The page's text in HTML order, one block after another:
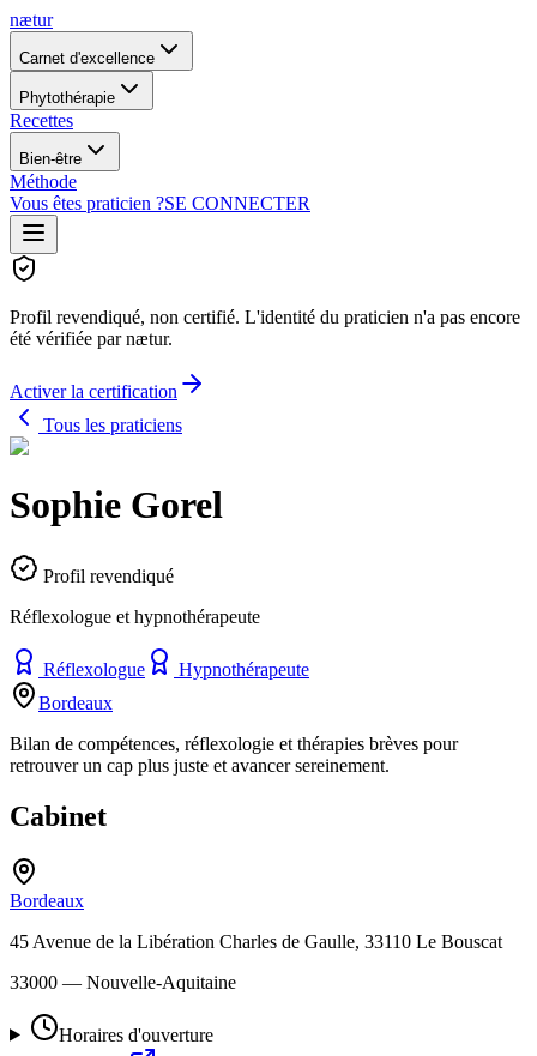
nætur
Carnet d'excellence
Phytothérapie
Recettes
Bien-être
Méthode
Vous êtes praticien ?SE CONNECTER
Profil revendiqué, non certifié. L'identité du praticien n'a pas encore
été vérifiée par nætur.
Activer la certification
Tous les praticiens
Sophie Gorel
Profil revendiqué
Réflexologue et hypnothérapeute
Réflexologue
Hypnothérapeute
Bordeaux
Bilan de compétences, réflexologie et thérapies brèves pour
retrouver un cap plus juste et avancer sereinement.
Cabinet
Bordeaux
45 Avenue de la Libération Charles de Gaulle, 33110 Le Bouscat
33000 — Nouvelle-Aquitaine
Horaires d'ouverture